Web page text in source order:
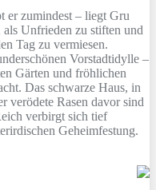
er zumindest – liegt Gru
als Unfrieden zu stiften und
Tag zu vermiesen.
Vorstadtidylle –
Gärten und fröhlichen
Das schwarze Haus, in
verödete Rasen davor sind
verbirgt sich tief
Geheimfestung.